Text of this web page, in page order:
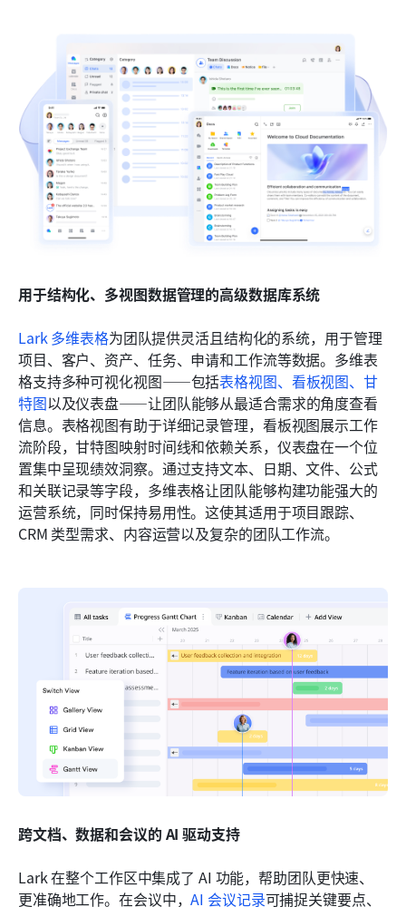
用于结构化、多视图数据管理的高级数据库系统
Lark 多维表格为团队提供灵活且结构化的系统，用于管理
项目、客户、资产、任务、申请和工作流等数据。多维表
格支持多种可视化视图——包括表格视图、看板视图、甘
特图以及仪表盘——让团队能够从最适合需求的角度查看
信息。表格视图有助于详细记录管理，看板视图展示工作
流阶段，甘特图映射时间线和依赖关系，仪表盘在一个位
置集中呈现绩效洞察。通过支持文本、日期、文件、公式
和关联记录等字段，多维表格让团队能够构建功能强大的
运营系统，同时保持易用性。这使其适用于项目跟踪、
CRM 类型需求、内容运营以及复杂的团队工作流。
跨文档、数据和会议的 AI 驱动支持
Lark 在整个工作区中集成了 AI 功能，帮助团队更快速、
更准确地工作。在会议中，AI 会议记录可捕捉关键要点、